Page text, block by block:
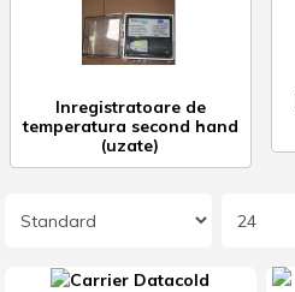
Inregistratoare de
temperatura second hand
(uzate)